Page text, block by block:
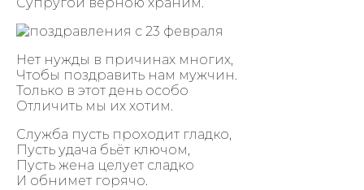
Нет нужды в причинах многих,
Чтобы поздравить нам мужчин.
Только в этот день особо
Отличить мы их хотим.
Служба пусть проходит гладко,
Пусть удача бьёт ключом,
Пусть жена целует сладко
И обнимет горячо.